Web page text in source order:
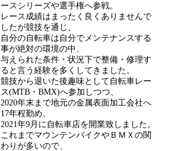
ースシリーズや選手権へ参戦。
レース成績はまったく良くありませんで
したが競技を通じ、
自分の自転車は自分でメンテナンスする
事が絶対の環境の中、
与えられた条件・状況下で整備・修理す
ると言う経験を多くしてきました。
競技から退いた後趣味として自転車レー
ス(MTB・BMX)へ参加しつつ、
2020年末まで地元の金属表面加工会社へ
17年程勤め、
2021年9月に自転車店を開業致しました。
これまでマウンテンバイクやＢＭＸの関
わりが多いので、